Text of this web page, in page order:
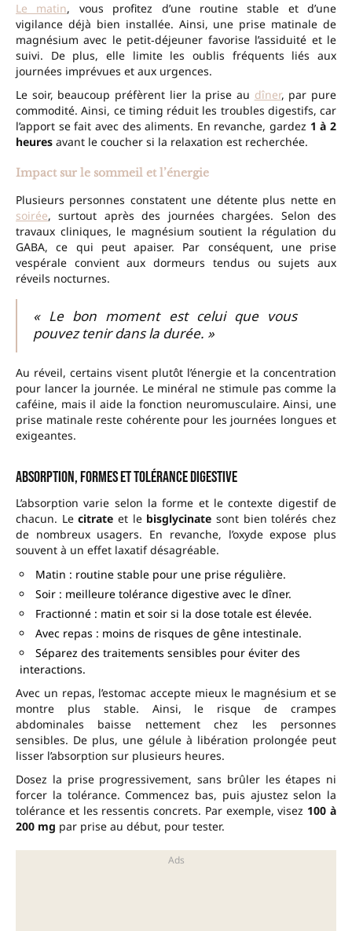
Le matin, vous profitez d’une routine stable et d’une
vigilance déjà bien installée. Ainsi, une prise matinale de
magnésium avec le petit‑déjeuner favorise l’assiduité et le
suivi. De plus, elle limite les oublis fréquents liés aux
journées imprévues et aux urgences.
Le soir, beaucoup préfèrent lier la prise au dîner, par pure
commodité. Ainsi, ce timing réduit les troubles digestifs, car
l’apport se fait avec des aliments. En revanche, gardez 1 à 2
heures avant le coucher si la relaxation est recherchée.
Impact sur le sommeil et l’énergie
Plusieurs personnes constatent une détente plus nette en
soirée, surtout après des journées chargées. Selon des
travaux cliniques, le magnésium soutient la régulation du
GABA, ce qui peut apaiser. Par conséquent, une prise
vespérale convient aux dormeurs tendus ou sujets aux
réveils nocturnes.
« Le bon moment est celui que vous
pouvez tenir dans la durée. »
Au réveil, certains visent plutôt l’énergie et la concentration
pour lancer la journée. Le minéral ne stimule pas comme la
caféine, mais il aide la fonction neuromusculaire. Ainsi, une
prise matinale reste cohérente pour les journées longues et
exigeantes.
Absorption, formes et tolérance digestive
L’absorption varie selon la forme et le contexte digestif de
chacun. Lecitrate et le bisglycinate sont bien tolérés chez
de nombreux usagers. En revanche, l’oxyde expose plus
souvent à un effet laxatif désagréable.
Matin : routine stable pour une prise régulière.
Soir : meilleure tolérance digestive avec le dîner.
Fractionné : matin et soir si la dose totale est élevée.
Avec repas : moins de risques de gêne intestinale.
Séparez des traitements sensibles pour éviter des
interactions.
Avec un repas, l’estomac accepte mieux le magnésium et se
montre plus stable. Ainsi, le risque de crampes
abdominales baisse nettement chez les personnes
sensibles. De plus, une gélule à libération prolongée peut
lisser l’absorption sur plusieurs heures.
Dosez la prise progressivement, sans brûler les étapes ni
forcer la tolérance. Commencez bas, puis ajustez selon la
tolérance et les ressentis concrets. Par exemple, visez 100 à
200 mg par prise au début, pour tester.